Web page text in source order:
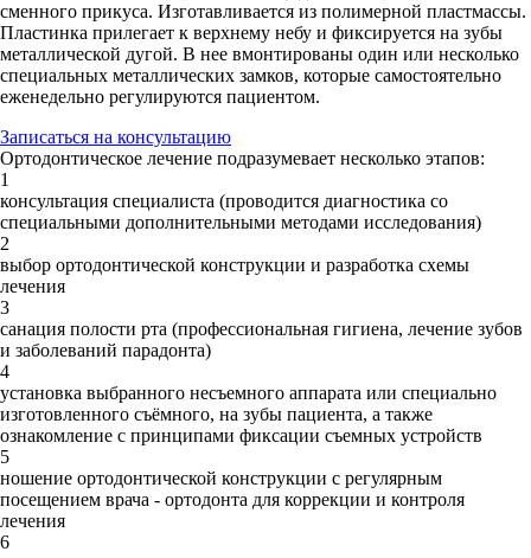
сменного прикуса. Изготавливается из полимерной пластмассы.
Пластинка прилегает к верхнему небу и фиксируется на зубы
металлической дугой. В нее вмонтированы один или несколько
специальных металлических замков, которые самостоятельно
еженедельно регулируются пациентом.
Записаться на консультацию
Ортодонтическое лечение подразумевает несколько этапов:
1
консультация специалиста (проводится диагностика со
специальными дополнительными методами исследования)
2
выбор ортодонтической конструкции и разработка схемы
лечения
3
санация полости рта (профессиональная гигиена, лечение зубов
и заболеваний парадонта)
4
установка выбранного несъемного аппарата или специально
изготовленного съёмного, на зубы пациента, а также
ознакомление с принципами фиксации съемных устройств
5
ношение ортодонтической конструкции с регулярным
посещением врача - ортодонта для коррекции и контроля
лечения
6